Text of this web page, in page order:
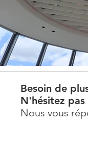
Besoin de
N'hésitez pas
Nous vous